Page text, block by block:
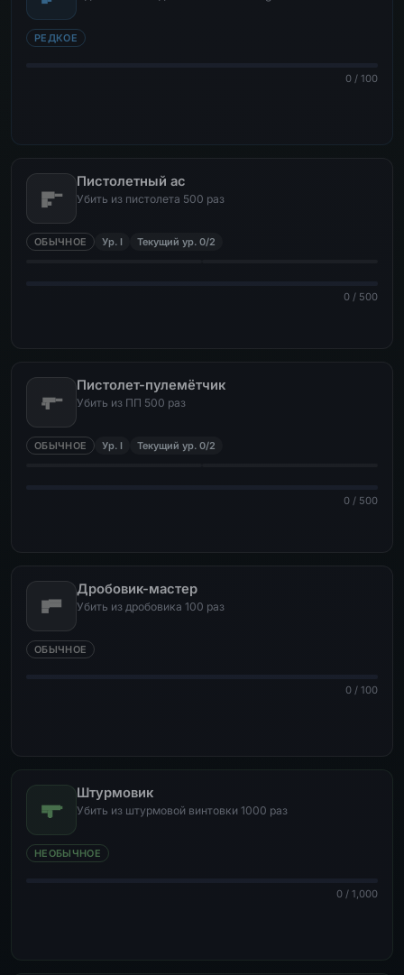
РЕДКОЕ
0 / 100
Пистолетный ас
Убить из пистолета 500 раз
ОБЫЧНОЕ Ур. I Текущий ур. 0/2
0 / 500
Пистолет-пулемётчик
Убить из ПП 500 раз
ОБЫЧНОЕ Ур. I Текущий ур. 0/2
0 / 500
Дробовик-мастер
Убить из дробовика 100 раз
ОБЫЧНОЕ
0 / 100
Штурмовик
Убить из штурмовой винтовки 1000 раз
НЕОБЫЧНОЕ
0 / 1,000